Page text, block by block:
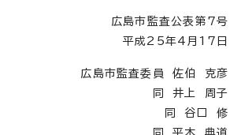
広島市監査公表第7号
平成25年4月17日
広島市監査委員 佐伯 克彦
同 井上 周子
同 谷口 修
同 平木 典道